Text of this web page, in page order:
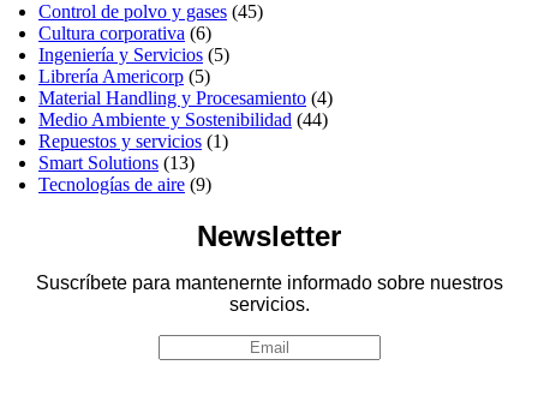
Control de polvo y gases (45)
Cultura corporativa (6)
Ingeniería y Servicios (5)
Librería Americorp (5)
Material Handling y Procesamiento (4)
Medio Ambiente y Sostenibilidad (44)
Repuestos y servicios (1)
Smart Solutions (13)
Tecnologías de aire (9)
Newsletter
Suscríbete para mantenernte informado sobre nuestros
servicios.